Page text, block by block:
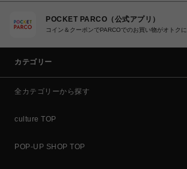
POCKET PARCO（公式アプリ）
コイン＆クーポンでPARCOでのお買い物がオトクに
カテゴリー
全カテゴリーから探す
culture TOP
POP-UP SHOP TOP